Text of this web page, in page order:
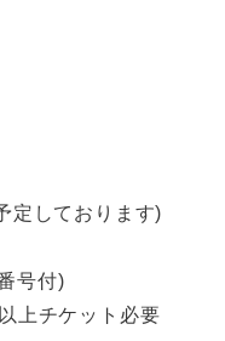
定しております)
号付)
上チケット必要